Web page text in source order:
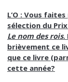
L’O : Vous
sélection du
Le nom des rois.
brièvement ce
que ce livre
cette année?